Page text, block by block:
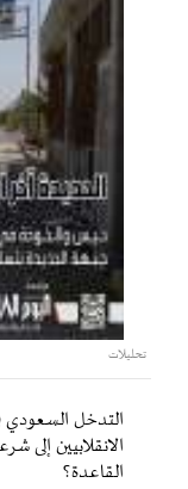
تحليلات
التدخل السعودي
الانقلابيين إلى
القاعدة؟